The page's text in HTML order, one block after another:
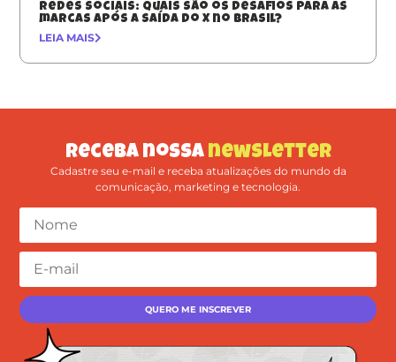
Redes sociais: quais são os desafios para as
marcas após a saída do X no Brasil?
LEIA MAIS
Receba nossa newsletter
Cadastre seu e-mail e receba atualizações do mundo da
comunicação, marketing e tecnologia.